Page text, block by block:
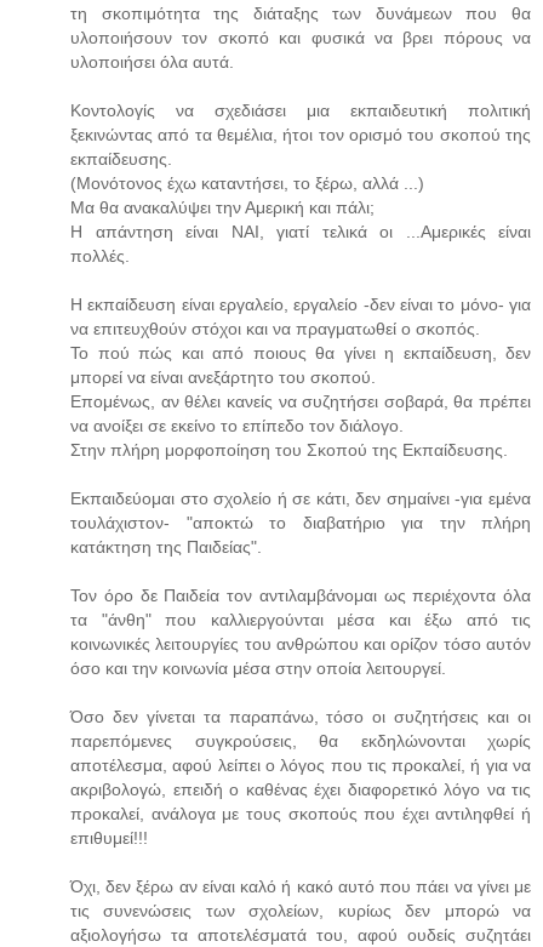
τη σκοπιμότητα της διάταξης των δυνάμεων που θα
υλοποιήσουν τον σκοπό και φυσικά να βρει πόρους να
υλοποιήσει όλα αυτά.
Κοντολογίς να σχεδιάσει μια εκπαιδευτική πολιτική
ξεκινώντας από τα θεμέλια, ήτοι τον ορισμό του σκοπού της
εκπαίδευσης.
(Μονότονος έχω καταντήσει, το ξέρω, αλλά ...)
Μα θα ανακαλύψει την Αμερική και πάλι;
Η απάντηση είναι ΝΑΙ, γιατί τελικά οι ...Αμερικές είναι
πολλές.
Η εκπαίδευση είναι εργαλείο, εργαλείο -δεν είναι το μόνο- για
να επιτευχθούν στόχοι και να πραγματωθεί ο σκοπός.
Το πού πώς και από ποιους θα γίνει η εκπαίδευση, δεν
μπορεί να είναι ανεξάρτητο του σκοπού.
Επομένως, αν θέλει κανείς να συζητήσει σοβαρά, θα πρέπει
να ανοίξει σε εκείνο το επίπεδο τον διάλογο.
Στην πλήρη μορφοποίηση του Σκοπού της Εκπαίδευσης.
Εκπαιδεύομαι στο σχολείο ή σε κάτι, δεν σημαίνει -για εμένα
τουλάχιστον- "αποκτώ το διαβατήριο για την πλήρη
κατάκτηση της Παιδείας".
Τον όρο δε Παιδεία τον αντιλαμβάνομαι ως περιέχοντα όλα
τα "άνθη" που καλλιεργούνται μέσα και έξω από τις
κοινωνικές λειτουργίες του ανθρώπου και ορίζον τόσο αυτόν
όσο και την κοινωνία μέσα στην οποία λειτουργεί.
Όσο δεν γίνεται τα παραπάνω, τόσο οι συζητήσεις και οι
παρεπόμενες συγκρούσεις, θα εκδηλώνονται χωρίς
αποτέλεσμα, αφού λείπει ο λόγος που τις προκαλεί, ή για να
ακριβολογώ, επειδή ο καθένας έχει διαφορετικό λόγο να τις
προκαλεί, ανάλογα με τους σκοπούς που έχει αντιληφθεί ή
επιθυμεί!!!
Όχι, δεν ξέρω αν είναι καλό ή κακό αυτό που πάει να γίνει με
τις συνενώσεις των σχολείων, κυρίως δεν μπορώ να
αξιολογήσω τα αποτελέσματά του, αφού ουδείς συζητάει